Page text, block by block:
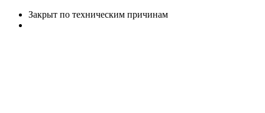
Закрыт по техническим причинам